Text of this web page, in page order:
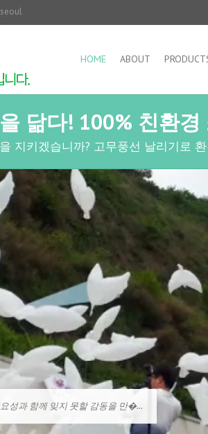
HOME ABOUT
닮다! 100% 친환경
지키겠습니까? 고무풍선 날리기로
성과 함께 잊지 못할 감동을 만�...